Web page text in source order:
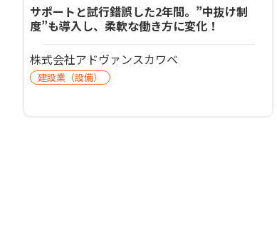
サポートと試行錯誤した2年間。”中抜け制
度”も導入し、柔軟な働き方に変化！
株式会社アドヴァンスカワベ
建設業（設備）